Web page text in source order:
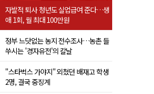
자발적 퇴사 청년도 실업급여 준다…생
애 1회, 월 최대 100만원
정부 느닷없는 농지 전수조사…농촌 들
쑤시는 '경자유전'의 칼날
"스타벅스 가야지" 외쳤던 배재고 학생
2명, 결국 중징계